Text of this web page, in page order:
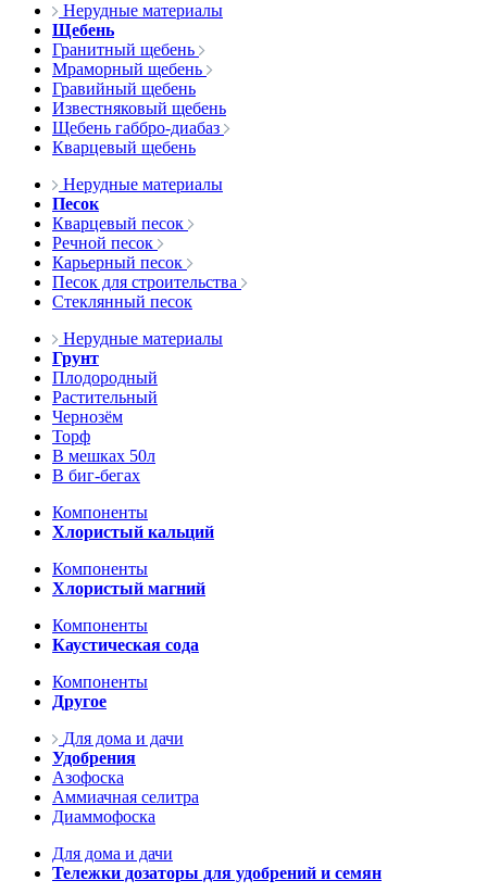
Нерудные материалы
Щебень
Гранитный щебень
Мраморный щебень
Гравийный щебень
Известняковый щебень
Щебень габбро-диабаз
Кварцевый щебень
Нерудные материалы
Песок
Кварцевый песок
Речной песок
Карьерный песок
Песок для строительства
Стеклянный песок
Нерудные материалы
Грунт
Плодородный
Растительный
Чернозём
Торф
В мешках 50л
В биг-бегах
Компоненты
Хлористый кальций
Компоненты
Хлористый магний
Компоненты
Каустическая сода
Компоненты
Другое
Для дома и дачи
Удобрения
Азофоска
Аммиачная селитра
Диаммофоска
Для дома и дачи
Тележки дозаторы для удобрений и семян